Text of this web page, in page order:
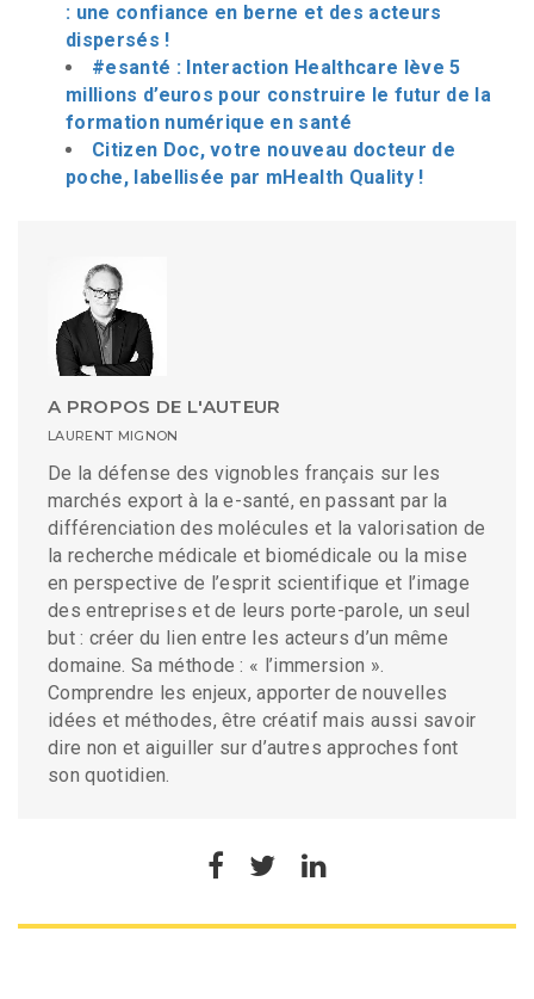
: une confiance en berne et des acteurs
dispersés !
#esanté : Interaction Healthcare lève 5
millions d’euros pour construire le futur de la
formation numérique en santé
Citizen Doc, votre nouveau docteur de
poche, labellisée par mHealth Quality !
A PROPOS DE L'AUTEUR
LAURENT MIGNON
De la défense des vignobles français sur les
marchés export à la e-santé, en passant par la
différenciation des molécules et la valorisation de
la recherche médicale et biomédicale ou la mise
en perspective de l’esprit scientifique et l’image
des entreprises et de leurs porte-parole, un seul
but : créer du lien entre les acteurs d’un même
domaine. Sa méthode : « l’immersion ».
Comprendre les enjeux, apporter de nouvelles
idées et méthodes, être créatif mais aussi savoir
dire non et aiguiller sur d’autres approches font
son quotidien.